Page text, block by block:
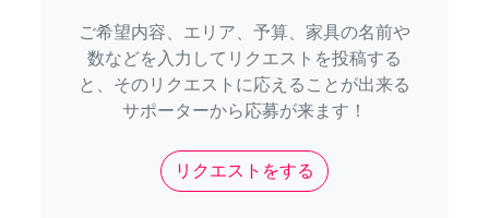
ご希望内容、エリア、予算、家具の名前や
数などを入力してリクエストを投稿する
と、そのリクエストに応えることが出来る
サポーターから応募が来ます！
リクエストをする